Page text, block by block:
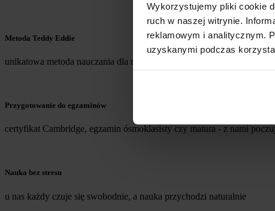
Wykorzystujemy pliki cookie
ruch w naszej witrynie.
reklamowym i analitycznym.
uzyskanymi podczas
Metoda Teddy Eddie
unikatowa metoda nauczania dla najmłodszych, w której nauka i
Przygotowanie do egzaminów
certyfikat Cambridge, egzamin ósmoklasisty czy matura - z nami
Nauka bez stresu
u nas każdy czuje się swobodnie, a nauka przychodzi naturalnie